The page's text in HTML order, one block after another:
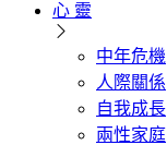
心 靈
中年危機
人際關係
自我成長
兩性家庭